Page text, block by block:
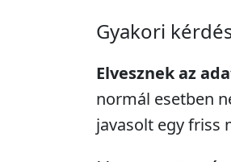
Gyakori
Elvesznek az
normál esetben
javasolt egy friss